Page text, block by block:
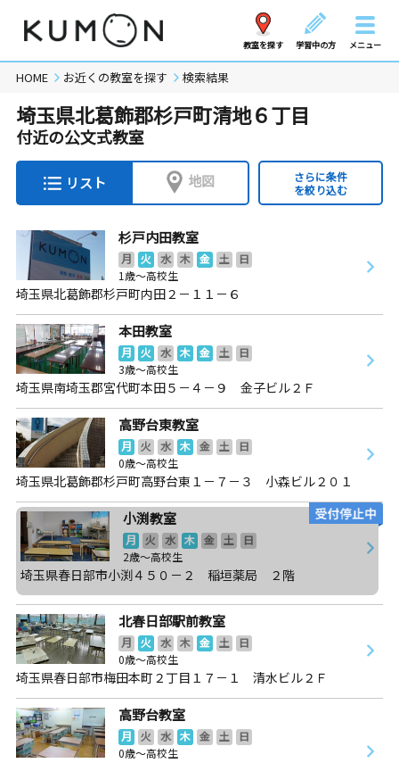
教室を探す 学習中の方 メニュー
HOME お近くの教室を探す 検索結果
埼玉県北葛飾郡杉戸町清地６丁目
付近の公文式教室
リスト 地図
さらに条件
を絞り込む
杉戸内田教室
月 火 水 木 金 土
日
1歳～高校生
埼玉県北葛飾郡杉戸町内田２－１１－６
本田教室
月 火 水 木 金 土
日
3歳～高校生
埼玉県南埼玉郡宮代町本田５－４－９ 金子ビル２Ｆ
高野台東教室
月 火 水 木 金 土
日
0歳～高校生
埼玉県北葛飾郡杉戸町高野台東１－７－３ 小森ビル２０１
小渕教室
月 火 水 木 金 土
日
2歳～高校生
埼玉県春日部市小渕４５０－２ 稲垣薬局 ２階
北春日部駅前教室
月 火 水 木 金 土
日
0歳～高校生
埼玉県春日部市梅田本町２丁目１７－１ 清水ビル２Ｆ
高野台教室
月 火 水 木 金 土
日
0歳～高校生